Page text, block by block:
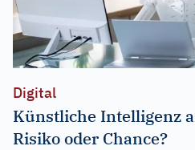
Digital
Künstliche Intelligenz
Risiko oder Chance?